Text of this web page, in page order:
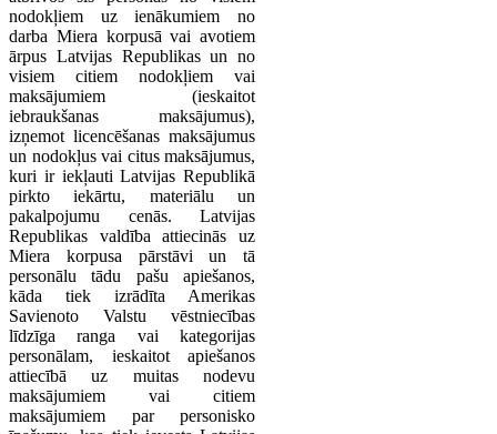
nodokļiem uz ienākumiem no
darba Miera korpusā vai avotiem
ārpus Latvijas Republikas un no
visiem citiem nodokļiem vai
maksājumiem (ieskaitot
iebraukšanas maksājumus),
izņemot licencēšanas maksājumus
un nodokļus vai citus maksājumus,
kuri ir iekļauti Latvijas Republikā
pirkto iekārtu, materiālu un
pakalpojumu cenās. Latvijas
Republikas valdība attiecinās uz
Miera korpusa pārstāvi un tā
personālu tādu pašu apiešanos,
kāda tiek izrādīta Amerikas
Savienoto Valstu vēstniecības
līdzīga ranga vai kategorijas
personālam, ieskaitot apiešanos
attiecībā uz muitas nodevu
maksājumiem vai citiem
maksājumiem par personisko